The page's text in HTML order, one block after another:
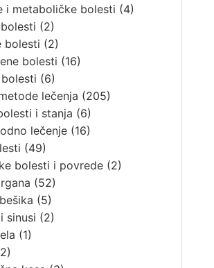
i metaboličke bolesti (4)
(2)
bolesti (2)
bolesti (16)
(6)
lečenja (205)
i stanja (6)
lečenje(16)
(49)
bolesti i povrede(2)
(52)
(5)
sinusi (2)
(1)